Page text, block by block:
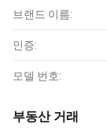
브랜드 이름:
인증:
모델 번호:
부동산 거래